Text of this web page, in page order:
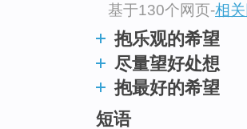
基于130个网页-相
抱乐观的希望
尽量望好处想
抱最好的希望
短语